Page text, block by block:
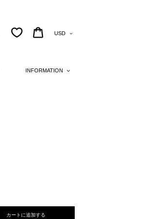
INFORMATION
Log in Cart
カートに追加する